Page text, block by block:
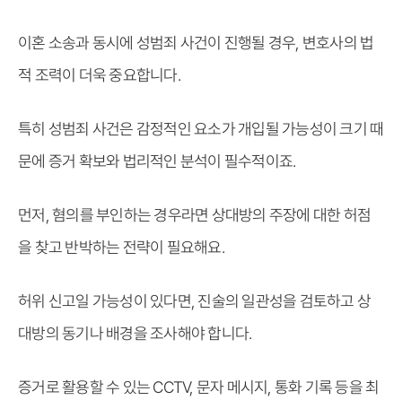
이혼 소송과 동시에 성범죄 사건이 진행될 경우, 변호사의 법
적 조력이 더욱 중요합니다.
특히 성범죄 사건은 감정적인 요소가 개입될 가능성이 크기 때
문에 증거 확보와 법리적인 분석이 필수적이죠.
먼저, 혐의를 부인하는 경우라면 상대방의 주장에 대한 허점
을 찾고 반박하는 전략이 필요해요.
허위 신고일 가능성이 있다면, 진술의 일관성을 검토하고 상
대방의 동기나 배경을 조사해야 합니다.
증거로 활용할 수 있는 CCTV, 문자 메시지, 통화 기록 등을 최